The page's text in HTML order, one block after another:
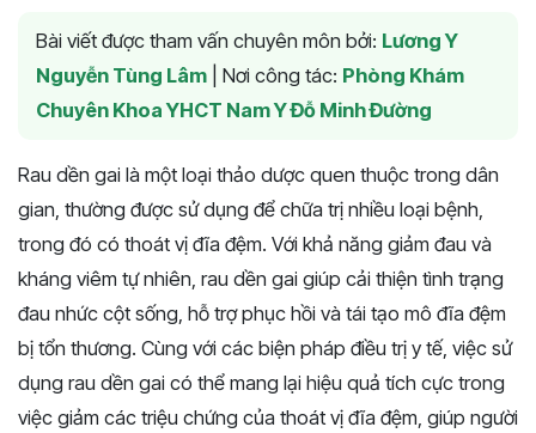
Bài viết được tham vấn chuyên môn bởi: Lương Y
Nguyễn Tùng Lâm
Nơi công tác: Phòng Khám
Chuyên Khoa YHCT Nam Y Đỗ Minh Đường
Rau dền gai là một loại thảo dược quen thuộc trong dân
gian, thường được sử dụng để chữa trị nhiều loại bệnh,
trong đó có thoát vị đĩa đệm. Với khả năng giảm đau và
kháng viêm tự nhiên, rau dền gai giúp cải thiện tình trạng
đau nhức cột sống, hỗ trợ phục hồi và tái tạo mô đĩa đệm
bị tổn thương. Cùng với các biện pháp điều trị y tế, việc sử
dụng rau dền gai có thể mang lại hiệu quả tích cực trong
việc giảm các triệu chứng của thoát vị đĩa đệm, giúp người